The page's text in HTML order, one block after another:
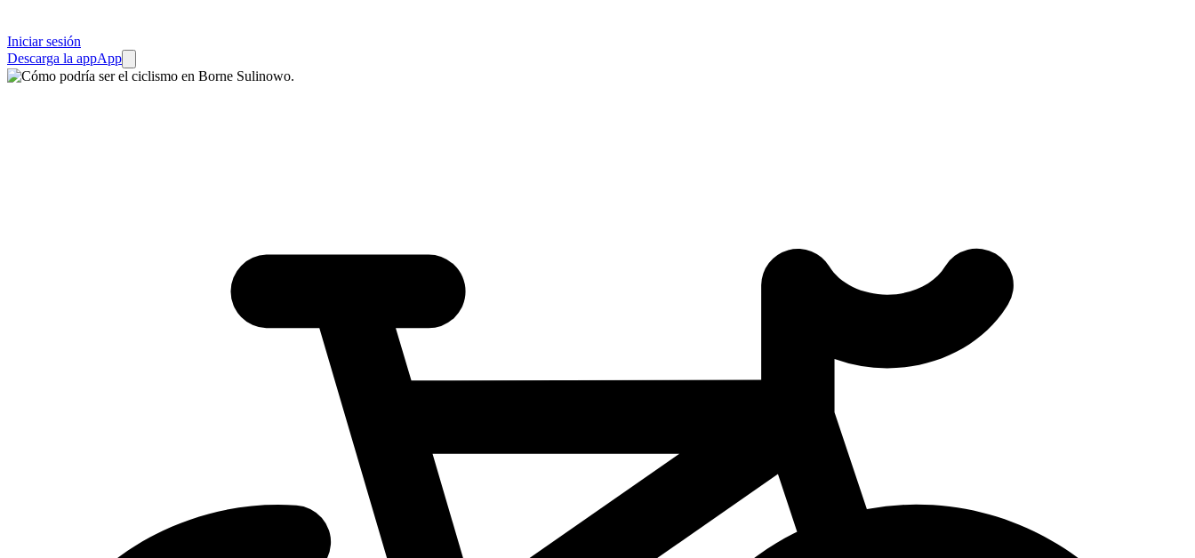
Iniciar sesión
Descarga la appApp